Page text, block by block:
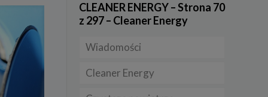
CLEANER ENERGY – Strona 70
z 297 – Cleaner Energy
Wiadomości
Firmy
Cleaner Energy